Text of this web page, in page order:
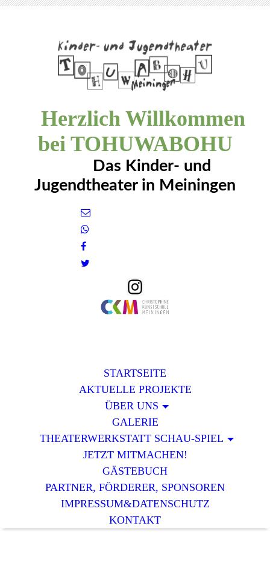
Herzlich Willkommen
bei TOHUWABOHU
Das Kinder- und
Jugendtheater in Meiningen
STARTSEITE
AKTUELLE PROJEKTE
ÜBER UNS
GALERIE
THEATERWERKSTATT SCHAU-SPIEL
JETZT MITMACHEN!
GÄSTEBUCH
PARTNER, FÖRDERER, SPONSOREN
IMPRESSUM&DATENSCHUTZ
KONTAKT